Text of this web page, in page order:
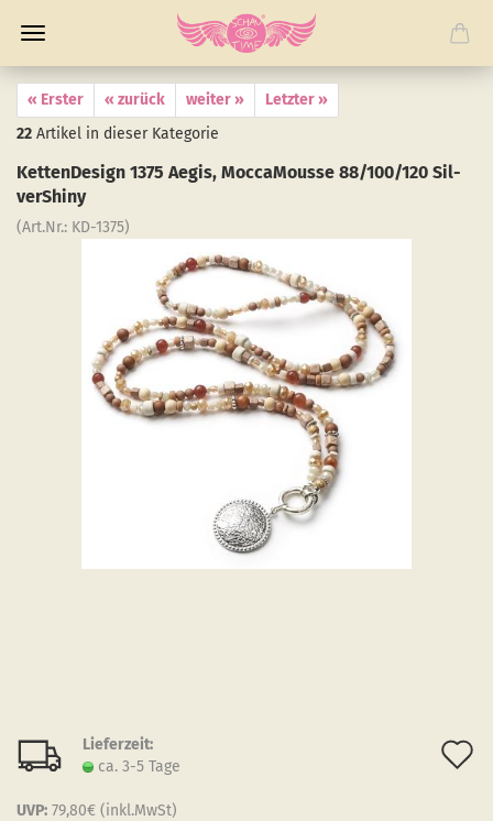
« Erster « zurück weiter »
Letzter »
22 Artikel in dieser Kategorie
Ket­ten­De­sign 1375 Aegis, Moc­ca­Mousse 88/100/120 Sil­
verS­hiny
(Art.Nr.: KD-​1375)
Lieferzeit:
ca. 3-5 Tage
UVP: 79,80€ (inkl.MwSt)